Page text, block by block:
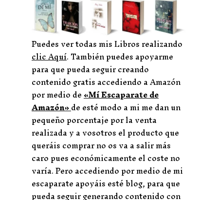
Puedes ver todas mis Libros realizando
clic Aquí. También puedes apoyarme
para que pueda seguir creando
contenido gratis accediendo a Amazón
por medio de«Mí Escaparate de
Amazón»de esté modo a mi me dan un
pequeño porcentaje por la venta
realizada y a vosotros el producto que
queráis comprar no os va a salir más
caro pues económicamente el coste no
varía. Pero accediendo por medio de mi
escaparate apoyáis esté blog, para que
pueda seguir generando contenido con